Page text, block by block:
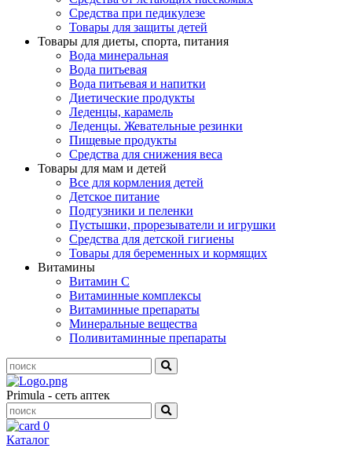
Средства при педикулезе
Товары для защиты детей
Товары для диеты, спорта, питания
Вода минеральная
Вода питьевая
Вода питьевая и напитки
Диетические продукты
Леденцы, карамель
Леденцы. Жевательные резинки
Пищевые продукты
Средства для снижения веса
Товары для мам и детей
Все для кормления детей
Детское питание
Подгузники и пеленки
Пустышки, прорезыватели и игрушки
Средства для детской гигиены
Товары для беременных и кормящих
Витамины
Витамин С
Витаминные комплексы
Витаминные препараты
Минеральные вещества
Поливитаминные препараты
Primula - сеть аптек
0
Каталог